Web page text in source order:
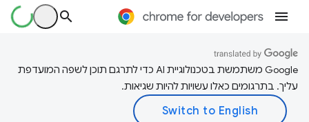
‫Google משתמשת בטכנולוגיית AI כדי לתרגם תוכן לשפה המועדפת
עליך. בתרגומים כאלו עשויות להיות שגיאות.